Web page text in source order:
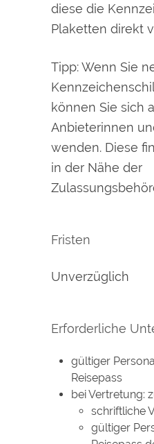
diese die
Plaketten direkt
Tipp:Wenn Sie
können Sie sich
Anbieterinnen
wenden. Diese
in der Nähe der
Fristen
Unverzüglich
Erforderliche
gültiger
Reisepass
bei Vertretung:
schriftliche
gültiger